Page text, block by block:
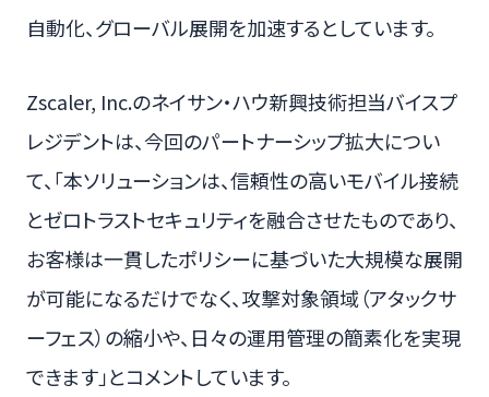
自動化、グローバル展開を加速するとしています。
Zscaler, Inc.のネイサン・ハウ新興技術担当バイスプ
レジデントは、今回のパートナーシップ拡大につい
て、「本ソリューションは、信頼性の高いモバイル接続
とゼロトラストセキュリティを融合させたものであり、
お客様は一貫したポリシーに基づいた大規模な展開
が可能になるだけでなく、攻撃対象領域（アタックサ
ーフェス）の縮小や、日々の運用管理の簡素化を実現
できます」とコメントしています。